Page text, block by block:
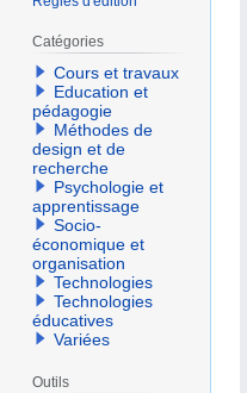
Catégories
Cours et travaux
Education et
pédagogie
Méthodes de
design et de
recherche
Psychologie et
apprentissage
Socio-
économique et
organisation
Technologies
Technologies
éducatives
Variées
Outils